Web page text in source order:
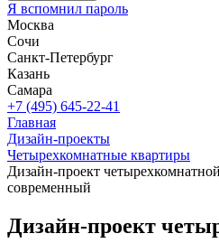
Я вспомнил пароль
Москва
Сочи
Санкт-Петербург
Казань
Самара
+7 (495) 645-22-41
Главная
Дизайн-проекты
Четырехкомнатные квартиры
Дизайн-проект
современный
Дизайн-проект